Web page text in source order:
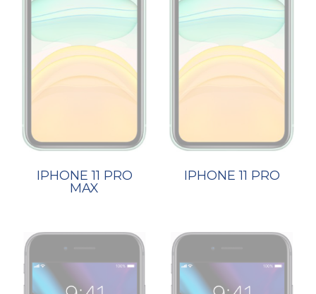
IPHONE 11 PRO
MAX
IPHONE 11 PRO